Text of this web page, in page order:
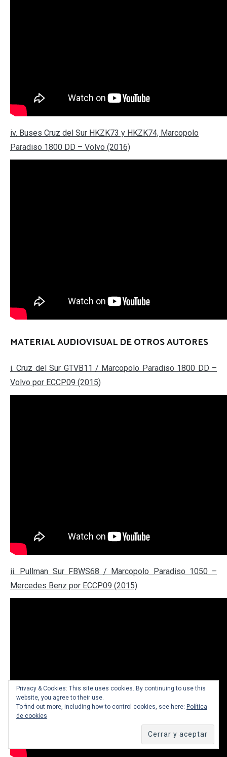
iv. Buses Cruz del Sur HKZK73 y HKZK74, Marcopolo
Paradiso 1800 DD – Volvo (2016)
MATERIAL AUDIOVISUAL DE OTROS AUTORES
i. Cruz del Sur GTVB11 / Marcopolo Paradiso 1800 DD –
Volvo por ECCP09 (2015)
ii. Pullman Sur FBWS68 / Marcopolo Paradiso 1050 –
Mercedes Benz por ECCP09 (2015)
Privacy & Cookies: This site uses cookies. By continuing to use this
website, you agree to their use.
To find out more, including how to control cookies, see here: Política
de cookies